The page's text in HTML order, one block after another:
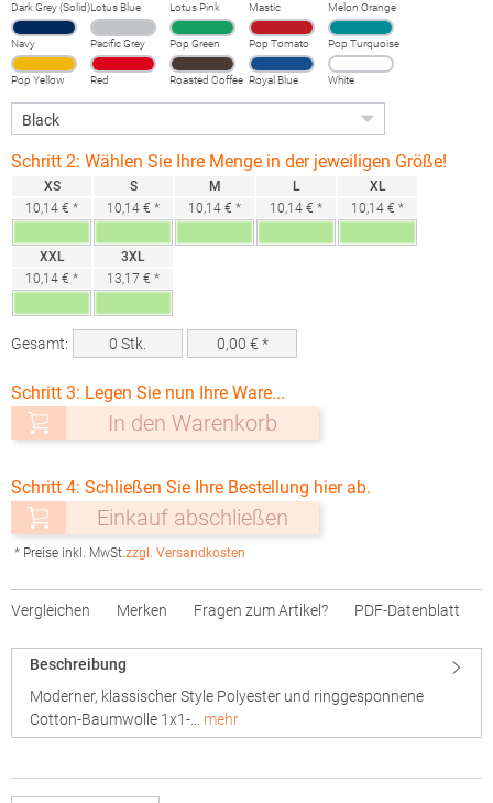
Dark Grey (Solid)Lotus Blue Lotus Pink Mastic Melon Orange
Navy Pacific Grey Pop Green Pop Tomato Pop Turquoise
Pop Yellow Red Roasted Coffee Royal Blue White
Schritt 2: Wählen Sie Ihre Menge in der jeweiligen Größe!
XS
10,14 € *
S
10,14 € *
M
10,14 € *
L
10,14 € *
XL
10,14 € *
XXL
10,14 € *
3XL
13,17 € *
Gesamt: 0 Stk. 0,00 € *
Schritt 3: Legen Sie nun Ihre Ware...
In den Warenkorb
Schritt 4: Schließen Sie Ihre Bestellung hier ab.
Einkauf abschließen
* Preise inkl. MwSt.zzgl. Versandkosten
Vergleichen Merken Fragen zum Artikel? PDF-Datenblatt
Beschreibung
Moderner, klassischer Style Polyester und ringgesponnene
Cotton-Baumwolle 1x1-… mehr